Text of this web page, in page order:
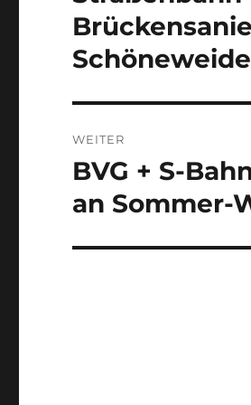
Beitrag:
WEITER
Nächster
Beitrag:
BVG + S-
an Sommer-